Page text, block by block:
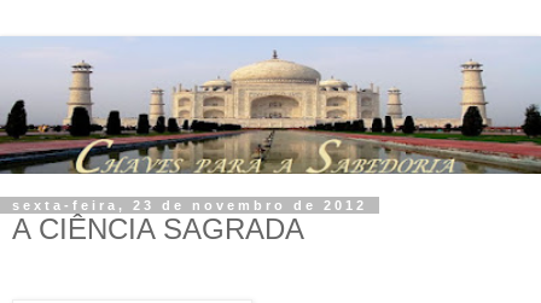
sexta-feira, 23 de novembro de 2012
A CIÊNCIA SAGRADA